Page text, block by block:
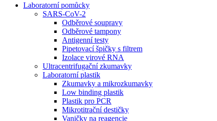
Laboratorní pomůcky
SARS-CoV-2
Odběrové soupravy
Odběrové tampony
Antigenní testy
Pipetovací špičky s filtrem
Izolace virové RNA
Ultracentrifugační zkumavky
Laboratorní plastik
Zkumavky a mikrozkumavky
Low binding plastik
Plastik pro PCR
Mikrotitrační destičky
Vaničky na reagencie